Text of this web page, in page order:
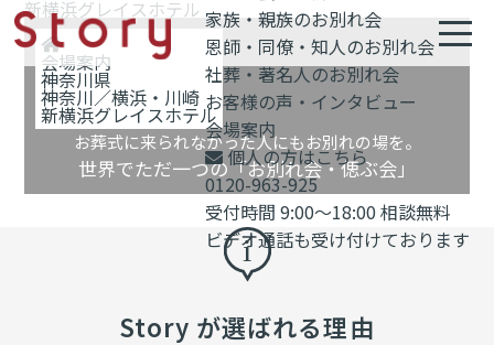
家族・親族のお別れ会
恩師・同僚・知人のお別れ会
社葬・著名人のお別れ会
お客様の声・インタビュー
会場案内
個人の方はこちら
0120-963-925
受付時間 9:00～18:00 相談無料
ビデオ通話も受け付けております
新横浜グレイスホテル
会場案内
神奈川県
神奈川／横浜・川崎
新横浜グレイスホテル
お葬式に来られなかった人にもお別れの場を。
世界でただ一つの「お別れ会・偲ぶ会」
Story が選ばれる理由